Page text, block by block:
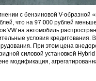
с бензиновой V-образной
что на 97 000 рублей
VW на автомобиль
условия кредитования.
При этом цена
силовой установкой
модификация,